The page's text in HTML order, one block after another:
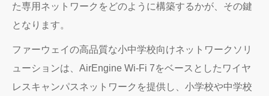
た専用ネットワークをどのように構築するかが、その鍵
となります。
ファーウェイの高品質な小中学校向けネットワークソリ
ューションは、AirEngine Wi-Fi 7をベースとしたワイヤ
レスキャンパスネットワークを提供し、小学校や中学校